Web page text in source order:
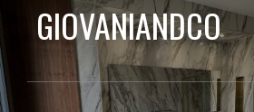
GIOVANIANDCO